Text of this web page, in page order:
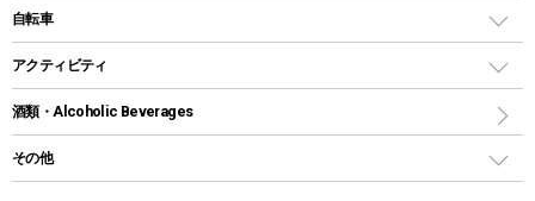
グランドシート
ガイドロープ
ツール
焚き火台&ストーブ
火起こし
バーベキューツール
クッキングツール
ナイフ
カトラリー
ディズニーボトル
保冷剤
リュック、バックパック
トートバッグ、サコッシュ
ショッピングキャリー
その他アウトドア雑貨
インフレータブル
カヤック
パドル
自転車
折りたたみ自転車
スポーツサイクル
シティサイクル
アクティビティ
マリン
ラッシュガード
酒類・Alcoholic Beverages
その他